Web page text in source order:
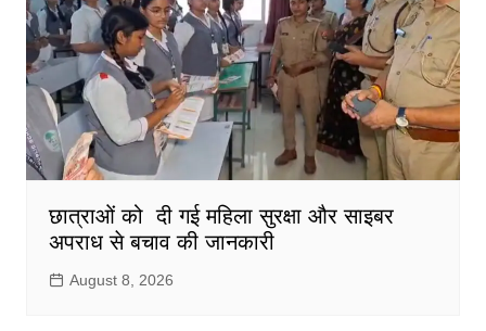
छात्राओं को दी गई महिला सुरक्षा और साइबर
अपराध से बचाव की जानकारी
August 8, 2026